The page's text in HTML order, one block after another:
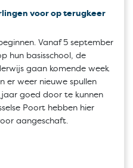
voor op terugkeer
Vanaf 5 september
hun basisschool, de
gaan komende week
er weer nieuwe spullen
goed door te kunnen
Poort hebben hier
aangeschaft.